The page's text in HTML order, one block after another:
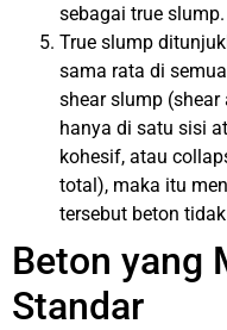
sebagai true slump.
True slump
sama rata di
shear slump
hanya di satu sisi
kohesif, atau
total), maka itu
tersebut beton
Beton yang
Standar